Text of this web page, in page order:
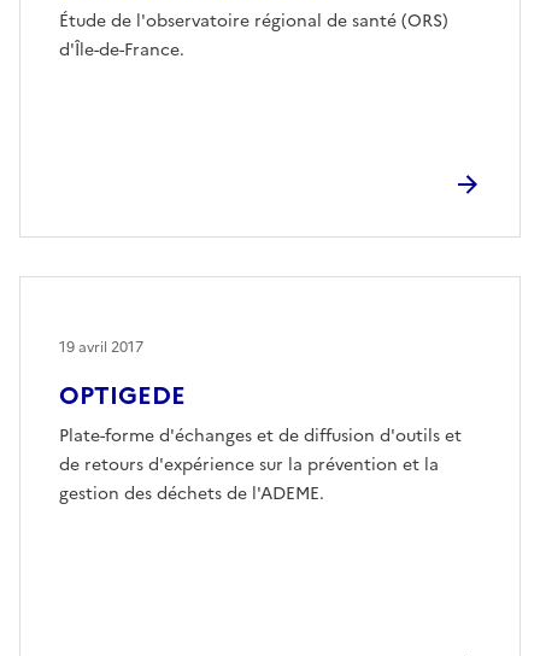
Étude de l'observatoire régional de santé (ORS)
d'Île-de-France.
OPTIGEDE
Plate-forme d'échanges et de diffusion d'outils et
de retours d'expérience sur la prévention et la
gestion des déchets de l'ADEME.
19 avril 2017